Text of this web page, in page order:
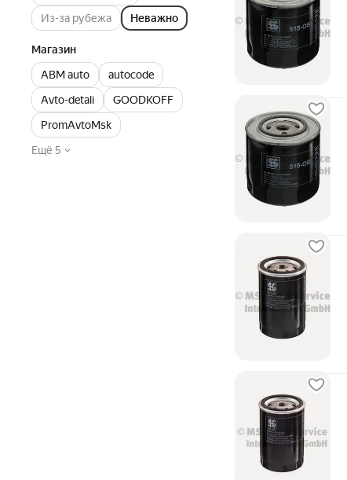
Из-за рубежа
Неважно
Магазин
ABM auto
autocode
Avto-detali
GOODKOFF
PromAvtoMsk
Ещё 5